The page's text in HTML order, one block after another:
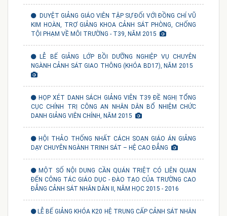
DUYỆT GIẢNG GIÁO VIÊN TẬP SỰ ĐỐI VỚI ĐỒNG CHÍ VŨ
KIM HOÀN, TRỢ GIẢNG KHOA CẢNH SÁT PHÒNG, CHỐNG
TỘI PHẠM VỀ MÔI TRƯỜNG - T39, NĂM 2015
LỄ BẾ GIẢNG LỚP BỒI DƯỠNG NGHIỆP VỤ CHUYÊN
NGÀNH CẢNH SÁT GIAO THÔNG (KHÓA BD17), NĂM 2015
HỌP XÉT DANH SÁCH GIẢNG VIÊN T39 ĐỀ NGHỊ TỔNG
CỤC CHÍNH TRỊ CÔNG AN NHÂN DÂN BỔ NHIỆM CHỨC
DANH GIẢNG VIÊN CHÍNH, NĂM 2015
HỘI THẢO THỐNG NHẤT CÁCH SOẠN GIÁO ÁN GIẢNG
DẠY CHUYÊN NGÀNH TRINH SÁT – HỆ CAO ĐẲNG
MỘT SỐ NỘI DUNG CẦN QUÁN TRIỆT CÓ LIÊN QUAN
ĐẾN CÔNG TÁC GIÁO DỤC - ĐÀO TẠO CỦA TRƯỜNG CAO
ĐẲNG CẢNH SÁT NHÂN DÂN II, NĂM HỌC 2015 - 2016
LỄ BẾ GIẢNG KHÓA K20 HỆ TRUNG CẤP CẢNH SÁT NHÂN